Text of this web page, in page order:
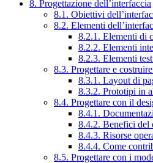
8. Progettazione dell’interfaccia
8.1. Obiettivi
8.2. Elementi
8.2.1. Elementi di
8.2.2. Elementi
8.2.3. Elementi
8.3. Progettare e
8.3.1. Layout di
8.3.2. Prototipi in
8.4. Progettare con il
8.4.1.
8.4.2. Benefici del
8.4.3. Risorse
8.4.4. Come
8.5. Progettare con i